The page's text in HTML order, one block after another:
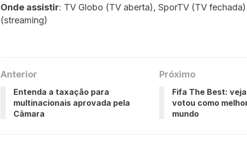
Onde assistir: TV Globo (TV aberta), SporTV (TV
(streaming)
Anterior
Entenda a taxação para
multinacionais aprovada pela
Câmara
Próximo
Fifa The Best:
votou como
mundo